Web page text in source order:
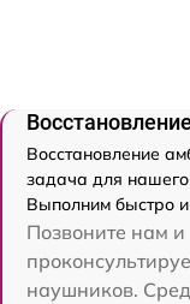
Восстановление
задача для
Выполним быстро и
Позвоните нам
наушников.